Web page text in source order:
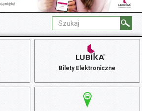
Bilety Elektroniczne